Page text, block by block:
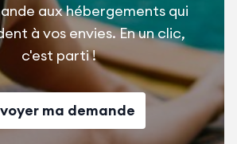
aux hébergements qui
à vos envies. En un clic,
c'est parti !
ma demande